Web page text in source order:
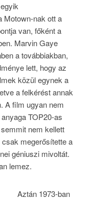
Motown-nak ott a
van, főként a
Marvin Gaye
a továbbiakban,
lett, hogy az
közül egynek a
a felkérést annak
A film ugyan nem
TOP20-as
nem kellett
megerősítette a
géniuszi mivoltát.
lemez.
Aztán 1973-ban